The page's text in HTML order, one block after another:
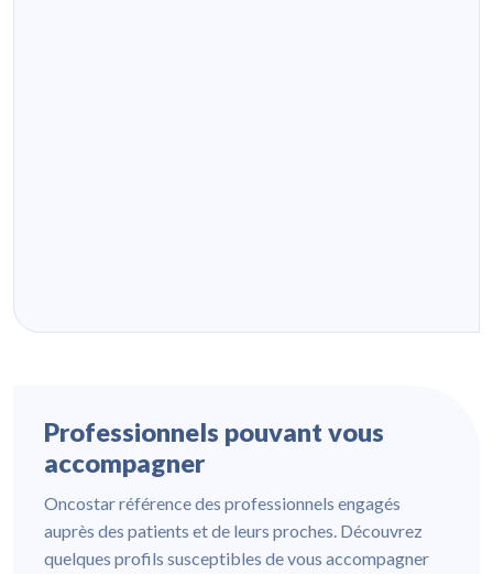
Professionnels pouvant vous
accompagner
Oncostar référence des professionnels engagés
auprès des patients et de leurs proches. Découvrez
quelques profils susceptibles de vous accompagner